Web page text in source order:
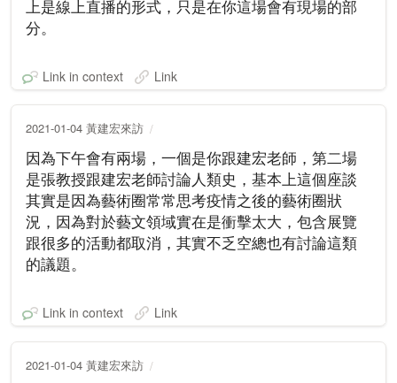
上是線上直播的形式，只是在你這場會有現場的部
分。
Link in context Link
2021-01-04 黃建宏來訪
因為下午會有兩場，一個是你跟建宏老師，第二場
是張教授跟建宏老師討論人類史，基本上這個座談
其實是因為藝術圈常常思考疫情之後的藝術圈狀
況，因為對於藝文領域實在是衝擊太大，包含展覽
跟很多的活動都取消，其實不乏空總也有討論這類
的議題。
Link in context Link
2021-01-04 黃建宏來訪